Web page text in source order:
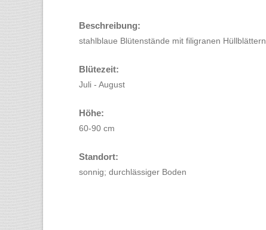
Beschreibung:
stahlblaue Blütenstände mit filigranen Hüllblättern
Blütezeit:
Juli - August
Höhe:
60-90 cm
Standort:
sonnig; durchlässiger Boden